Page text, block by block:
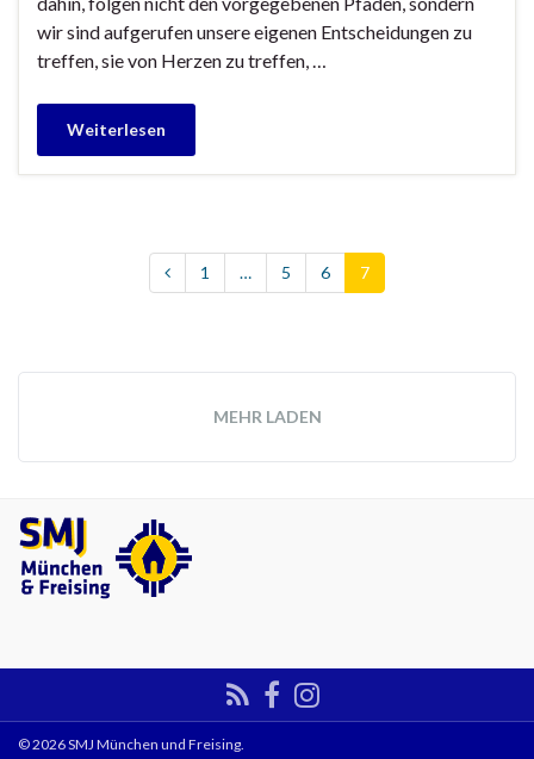
wir sind aufgerufen unsere eigenen Entscheidungen zu
treffen, sie von Herzen zu treffen, …
Weiterlesen
1 … 5 6 7
MEHR LADEN
© 2026 SMJ München und Freising.